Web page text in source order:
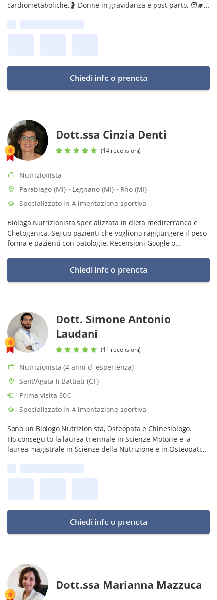
cardiometaboliche,🤰 Donne in gravidanza e post-parto, 🧑‍🎓
Chiedi info o prenota
Dott.ssa Cinzia Denti
(14 recensioni)
Nutrizionista
Parabiago (MI) • Legnano (MI) • Rho (MI)
Specializzato in Alimentazione sportiva
Biologa Nutrizionista specializzata in dieta mediterranea e
Chetogenica. Seguo pazienti che vogliono raggiungere il peso
forma e pazienti con patologie. Recensioni Google o
Chiedi info o prenota
Dott. Simone Antonio
Laudani
(11 recensioni)
Nutrizionista (4 anni di esperienza)
Sant'Agata li Battiati (CT)
Prima visita 80€
Specializzato in Alimentazione sportiva
Sono un Biologo Nutrizionista, Osteopata e Chinesiologo.
Ho conseguito la laurea triennale in Scienze Motorie e la
laurea magistrale in Scienze della Nutrizione e in Osteopatia.
Chiedi info o prenota
Dott.ssa Marianna Mazzuca